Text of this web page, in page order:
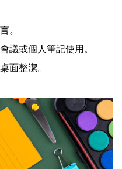
。
議或個人筆記使用。
面整潔。